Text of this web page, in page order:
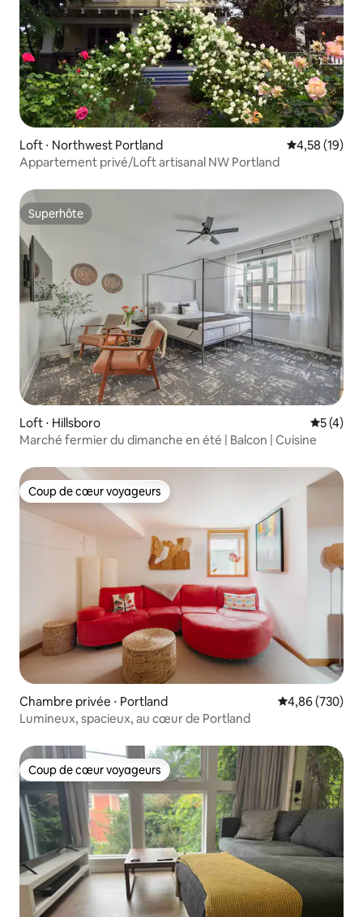
Loft ⋅ Northwest Portland Évaluation
4,58 (19)
Appartement privé/Loft artisanal NW Portland
Superhôte
Superhôte
Loft ⋅ Hillsboro
5 (4)
Marché fermier du dimanche en été | Balcon | Cuisine
Coup de cœur voyageurs
Coup de cœur voyageurs
Chambre privée ⋅ Portland Évaluation
4,86 (730)
Lumineux, spacieux, au cœur de Portland
Coup de cœur voyageurs
Coup de cœur voyageurs